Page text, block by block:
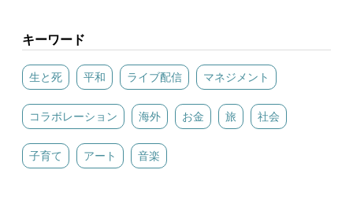
キーワード
生と死 平和 ライブ配信 マネジメント
コラボレーション 海外 お金 旅 社会
子育て アート 音楽